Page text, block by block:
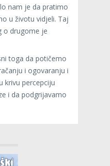
nam je da pratimo
u životu vidjeli. Taj
o drugome je
toga da potičemo
i ogovaranju i
krivu percepciju
i da podgrijavamo